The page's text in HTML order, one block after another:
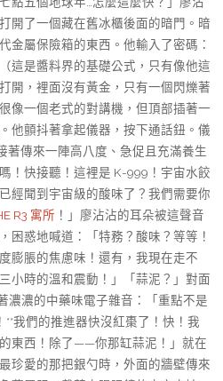
開了一個藏在舊冰櫃後面的暗門。暗
金屬保險箱的東西。他輸入了密碼：
這是醬料界的基礎公式，只有像他這
開，裡面沒有黃金，只有一個閃爍著
像一個老式的對講機，但頂部插著一
他顫抖著拿起儀器，按下通話鈕。儀
傳來一陣高八度、急促且充滿養生
！快接聽！這裡是 K-999！宇宙水餃
經聞到宇宙級的酸味了？我們需要你
R3 寓所 ！」廖沾沾的耳朵被這聲音
困惑地喊道：「特務？酸味？等等！
膨脹的焦慮味！還有，我現在走不
小時的溫和震動！」「蒜泥？」對面
濃濃的中藥味電子雜音：「重點不是
我們的推進器快沒紅棗了！快！我
東西！除了——你那缸蒜泥！」就在
珍愛的那把銀勺時，外面的牆壁傳來